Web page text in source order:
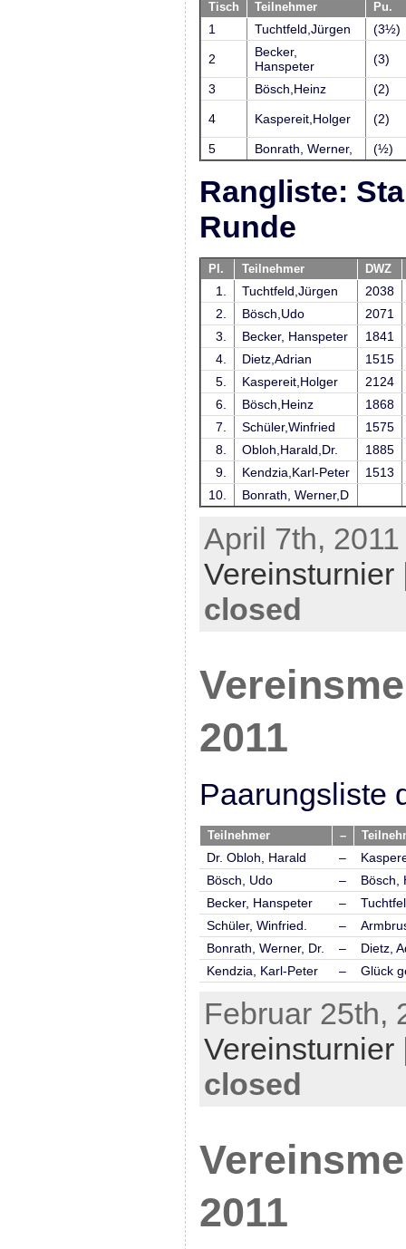
Tisch Teilnehmer Pu.
1 Tuchtfeld,Jürgen (3½)
2
Becker,
Hanspeter
(3)
3 Bösch,Heinz (2)
4 Kaspereit,Holger (2)
5 Bonrath, Werner, (½)
Rangliste:
Runde
Pl. Teilnehmer DWZ
1. Tuchtfeld,Jürgen
2038
2.
Bösch,Udo
2071
3.
Becker, Hanspeter
1841
4.
Dietz,Adrian
1515
5.
Kaspereit,Holger
2124
6.
Bösch,Heinz
1868
7.
Schüler,Winfried
1575
8.
Obloh,Harald,Dr.
1885
9.
Kendzia,Karl-Peter
1513
10.
Bonrath, Werner,D
April 7th,
Vereinsturnier
closed
2011
Paarungsliste
Teilnehmer –
Dr. Obloh, Harald –
Bösch, Udo
–
Bösch,
Becker, Hanspeter
–
Schüler, Winfried.
–
Bonrath, Werner, Dr.
–
Dietz,
Kendzia, Karl-Peter
– Glück
Februar 25th,
Vereinsturnier
closed
2011